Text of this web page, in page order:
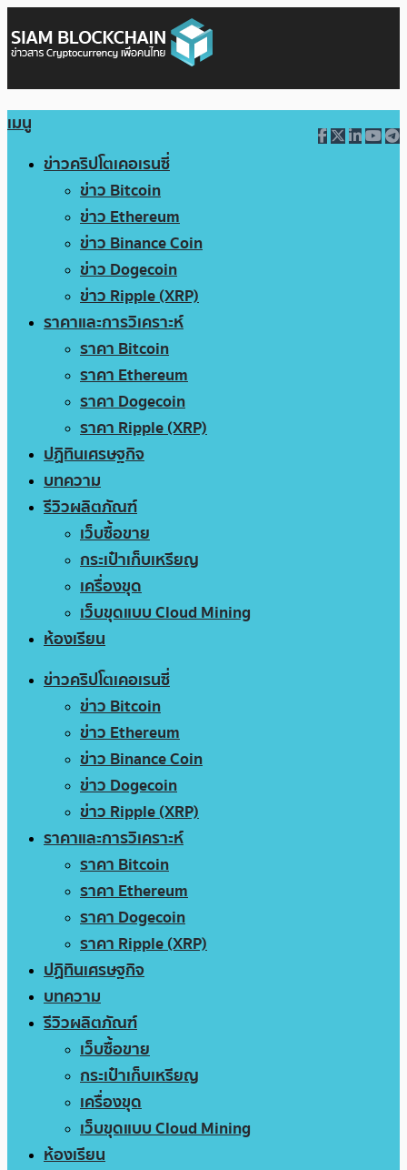
เมนู
ข่าวคริปโตเคอเรนซี่
ข่าว Bitcoin
ข่าว Ethereum
ข่าว Binance Coin
ข่าว Dogecoin
ข่าว Ripple (XRP)
ราคาและการวิเคราะห์
ราคา Bitcoin
ราคา Ethereum
ราคา Dogecoin
ราคา Ripple (XRP)
ปฏิทินเศรษฐกิจ
บทความ
รีวิวผลิตภัณฑ์
เว็บซื้อขาย
กระเป๋าเก็บเหรียญ
เครื่องขุด
เว็บขุดแบบ Cloud Mining
ห้องเรียน
ข่าวคริปโตเคอเรนซี่
ข่าว Bitcoin
ข่าว Ethereum
ข่าว Binance Coin
ข่าว Dogecoin
ข่าว Ripple (XRP)
ราคาและการวิเคราะห์
ราคา Bitcoin
ราคา Ethereum
ราคา Dogecoin
ราคา Ripple (XRP)
ปฏิทินเศรษฐกิจ
บทความ
รีวิวผลิตภัณฑ์
เว็บซื้อขาย
กระเป๋าเก็บเหรียญ
เครื่องขุด
เว็บขุดแบบ Cloud Mining
ห้องเรียน